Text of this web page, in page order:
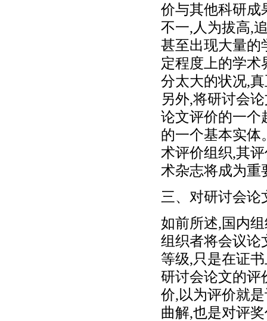
价与其他科研成
不一,人为拔高,
甚至出现大量的
定程度上的学术
分太大的状况,
另外,将研讨会
论文评价的一个
的一个基本实体
术评价组织,其
术杂志将成为重
三、对研讨会论
如前所述,国内
组织者将会议论
等级,只是在证
研讨会论文的评
价,以为评价就
曲解,也是对评